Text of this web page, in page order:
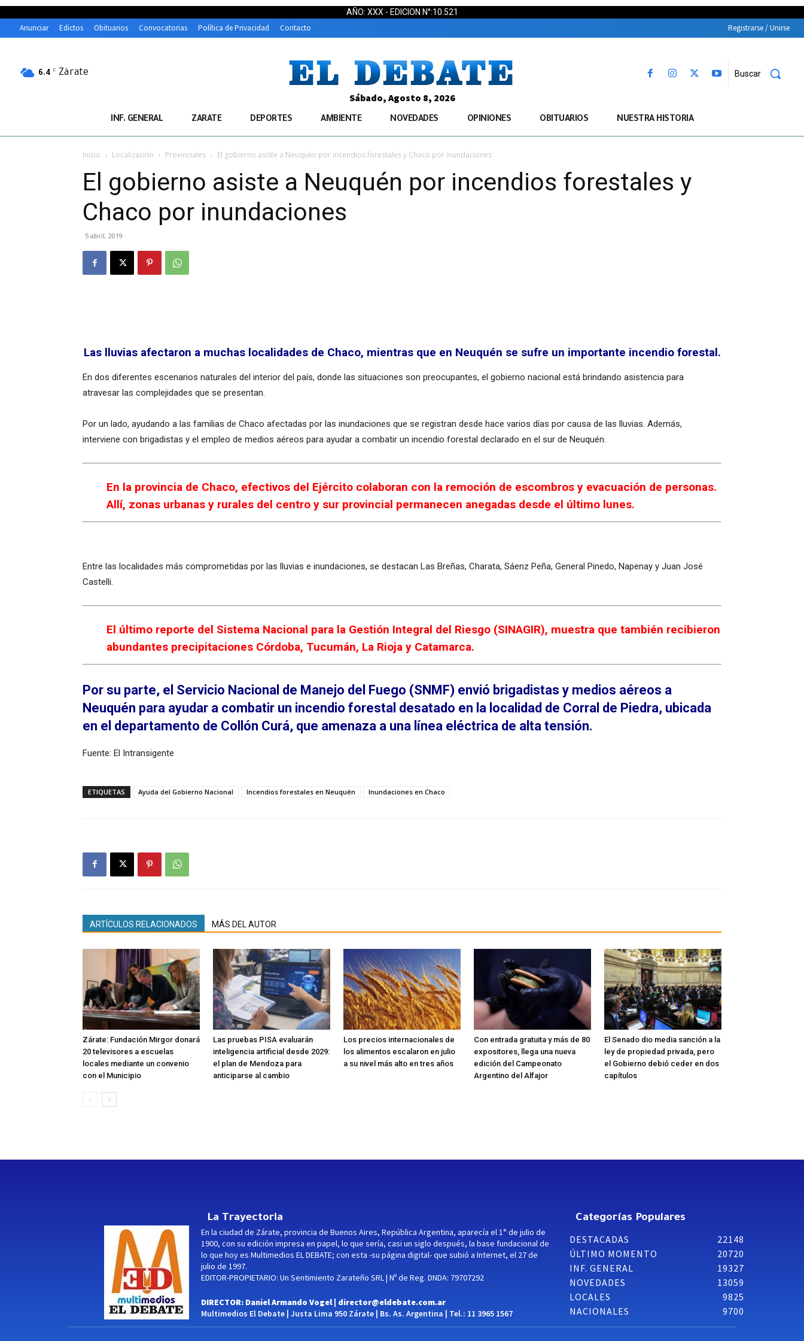
AÑO: XXX - EDICION N°:10.521
Anunciar Edictos Obituarios Convocatorias Política de Privacidad Contacto Registrarse / Unirse
6.4 C Zárate Buscar
Sábado, Agosto 8, 2026
INF. GENERAL ZARATE DEPORTES AMBIENTE NOVEDADES OPINIONES OBITUARIOS NUESTRA HISTORIA
Inicio Localización Provinciales El gobierno asiste a Neuquén por incendios forestales y Chaco por inundaciones
El gobierno asiste a Neuquén por incendios forestales y
Chaco por inundaciones
5 abril, 2019
Las lluvias afectaron a muchas localidades de Chaco, mientras que en Neuquén se sufre un importante incendio forestal.
En dos diferentes escenarios naturales del interior del país, donde las situaciones son preocupantes, el gobierno nacional está brindando asistencia para
atravesar las complejidades que se presentan.
Por un lado, ayudando a las familias de Chaco afectadas por las inundaciones que se registran desde hace varios días por causa de las lluvias. Además,
interviene con brigadistas y el empleo de medios aéreos para ayudar a combatir un incendio forestal declarado en el sur de Neuquén.
En la provincia de Chaco, efectivos del Ejército colaboran con la remoción de escombros y evacuación de personas.
Allí, zonas urbanas y rurales del centro y sur provincial permanecen anegadas desde el último lunes.
Entre las localidades más comprometidas por las lluvias e inundaciones, se destacan Las Breñas, Charata, Sáenz Peña, General Pinedo, Napenay y Juan José
Castelli.
El último reporte del Sistema Nacional para la Gestión Integral del Riesgo (SINAGIR), muestra que también recibieron
abundantes precipitaciones Córdoba, Tucumán, La Rioja y Catamarca.
Por su parte, el Servicio Nacional de Manejo del Fuego (SNMF) envió brigadistas y medios aéreos a
Neuquén para ayudar a combatir un incendio forestal desatado en la localidad de Corral de Piedra, ubicada
en el departamento de Collón Curá, que amenaza a una línea eléctrica de alta tensión.
Fuente: El Intransigente
ETIQUETAS Ayuda del Gobierno Nacional Incendios forestales en Neuquén Inundaciones en Chaco
ARTÍCULOS RELACIONADOS MÁS DEL AUTOR
Zárate: Fundación Mirgor donará
20 televisores a escuelas
locales mediante un convenio
con el Municipio
Las pruebas PISA evaluarán
inteligencia artificial desde 2029:
el plan de Mendoza para
anticiparse al cambio
Los precios internacionales de
los alimentos escalaron en julio
a su nivel más alto en tres años
Con entrada gratuita y más de 80
expositores, llega una nueva
edición del Campeonato
Argentino del Alfajor
El Senado dio media sanción a la
ley de propiedad privada, pero
el Gobierno debió ceder en dos
capítulos
La Trayectoria
En la ciudad de Zárate, provincia de Buenos Aires, República Argentina, aparecía el 1° de julio de
1900, con su edición impresa en papel, lo que sería, casi un siglo después, la base fundacional de
lo que hoy es Multimedios EL DEBATE; con esta -su página digital- que subió a Internet, el 27 de
julio de 1997.
EDITOR-PROPIETARIO: Un Sentimiento Zarateño SRL | Nº de Reg. DNDA: 79707292
DIRECTOR: Daniel Armando Vogel | director@eldebate.com.ar
Multimedios El Debate | Justa Lima 950 Zárate | Bs. As. Argentina | Tel.: 11 3965 1567
Categorías Populares
DESTACADAS
22148
ÚLTIMO MOMENTO
20720
INF. GENERAL
19327
NOVEDADES
13059
LOCALES
9825
NACIONALES
9700